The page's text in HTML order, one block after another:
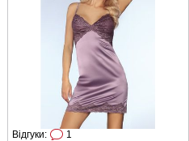
Відгуки: 1